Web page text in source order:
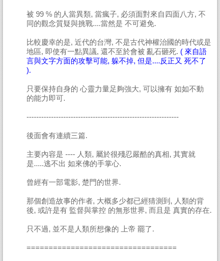
被 99 % 的人當異類, 當瘋子, 必須面對來自四面八方, 不
同的觀念質疑與挑戰....當然是 不可避免.
比較慶幸的是, 近代的台灣, 不是古代神權治國的時代或是
地區, 即使有一點異議, 還不至於會被 亂石砸死. ( 來自語
言與文字方面的攻擊可能, 躲不掉, 但是....反正又 死不了
).
只要保持自身的 心靈力量足夠強大, 可以擁有 如如不動
的能力即可.
--------------------------------------------------------------
後面會有連續三篇.
主要內容是 ---- 人類, 屬於很殘忍嚴酷的真相, 其實就
是.....逃不出 如來佛的手掌心.
曾經有一部電影, 楚門的世界.
那個創造故事的作者, 大概多少都已經猜測到, 人類的背
後, 或許是有 監督與掌控 的無形世界, 而且是 真實的存在.
只不過, 並不是人類所想像的 上帝 罷了.
==================================